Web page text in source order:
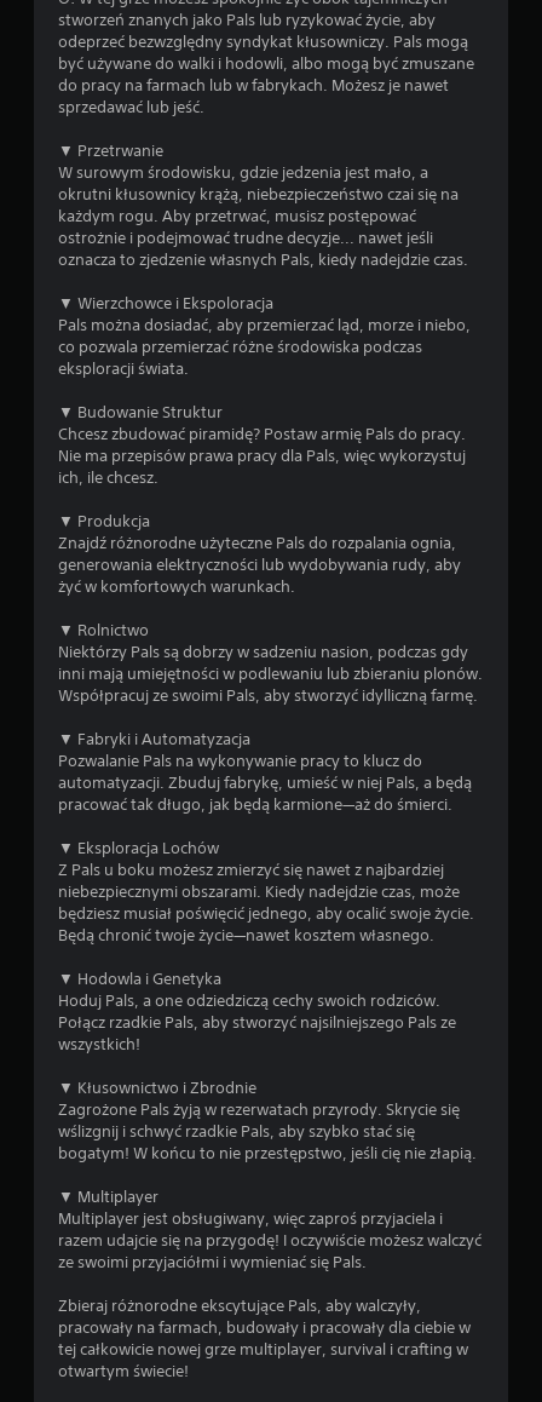
d
r
ą
ż
k
w
(
p
o
d
t
a
w
o
w
e
)
D
s
t
ę
p
e
s
ą
p
w
n
e
o
c
j
e
o
d
r
ó
c
e
i
a
k
r
u
n
k
w
d
r
ą
a
ż
d
e
j
h
w
i
l
i
m
ż
e
s
z
k
o
r
z
s
t
a
ć
s
a
m
o
c
z
k
a
r
y
.
stworzeń znanych jako Pals lub ryzykować życie, aby
odeprzeć bezwzględny syndykat kłusowniczy. Pals mogą
być używane do walki i hodowli, albo mogą być zmuszane
do pracy na farmach lub w fabrykach. Możesz je nawet
sprzedawać lub jeść.
▼ Przetrwanie
W surowym środowisku, gdzie jedzenia jest mało, a
okrutni kłusownicy krążą, niebezpieczeństwo czai się na
każdym rogu. Aby przetrwać, musisz postępować
ostrożnie i podejmować trudne decyzje... nawet jeśli
oznacza to zjedzenie własnych Pals, kiedy nadejdzie czas.
▼ Wierzchowce i Ekspoloracja
Pals można dosiadać, aby przemierzać ląd, morze i niebo,
co pozwala przemierzać różne środowiska podczas
eksploracji świata.
▼ Budowanie Struktur
Chcesz zbudować piramidę? Postaw armię Pals do pracy.
Nie ma przepisów prawa pracy dla Pals, więc wykorzystuj
ich, ile chcesz.
▼ Produkcja
Znajdź różnorodne użyteczne Pals do rozpalania ognia,
generowania elektryczności lub wydobywania rudy, aby
żyć w komfortowych warunkach.
▼ Rolnictwo
Niektórzy Pals są dobrzy w sadzeniu nasion, podczas gdy
inni mają umiejętności w podlewaniu lub zbieraniu plonów.
Współpracuj ze swoimi Pals, aby stworzyć idylliczną farmę.
▼ Fabryki i Automatyzacja
Pozwalanie Pals na wykonywanie pracy to klucz do
automatyzacji. Zbuduj fabrykę, umieść w niej Pals, a będą
pracować tak długo, jak będą karmione—aż do śmierci.
▼ Eksploracja Lochów
Z Pals u boku możesz zmierzyć się nawet z najbardziej
niebezpiecznymi obszarami. Kiedy nadejdzie czas, może
będziesz musiał poświęcić jednego, aby ocalić swoje życie.
Będą chronić twoje życie—nawet kosztem własnego.
▼ Hodowla i Genetyka
Hoduj Pals, a one odziedziczą cechy swoich rodziców.
Połącz rzadkie Pals, aby stworzyć najsilniejszego Pals ze
wszystkich!
▼ Kłusownictwo i Zbrodnie
Zagrożone Pals żyją w rezerwatach przyrody. Skrycie się
wślizgnij i schwyć rzadkie Pals, aby szybko stać się
bogatym! W końcu to nie przestępstwo, jeśli cię nie złapią.
▼ Multiplayer
Multiplayer jest obsługiwany, więc zaproś przyjaciela i
razem udajcie się na przygodę! I oczywiście możesz walczyć
ze swoimi przyjaciółmi i wymieniać się Pals.
Zbieraj różnorodne ekscytujące Pals, aby walczyły,
pracowały na farmach, budowały i pracowały dla ciebie w
tej całkowicie nowej grze multiplayer, survival i crafting w
otwartym świecie!